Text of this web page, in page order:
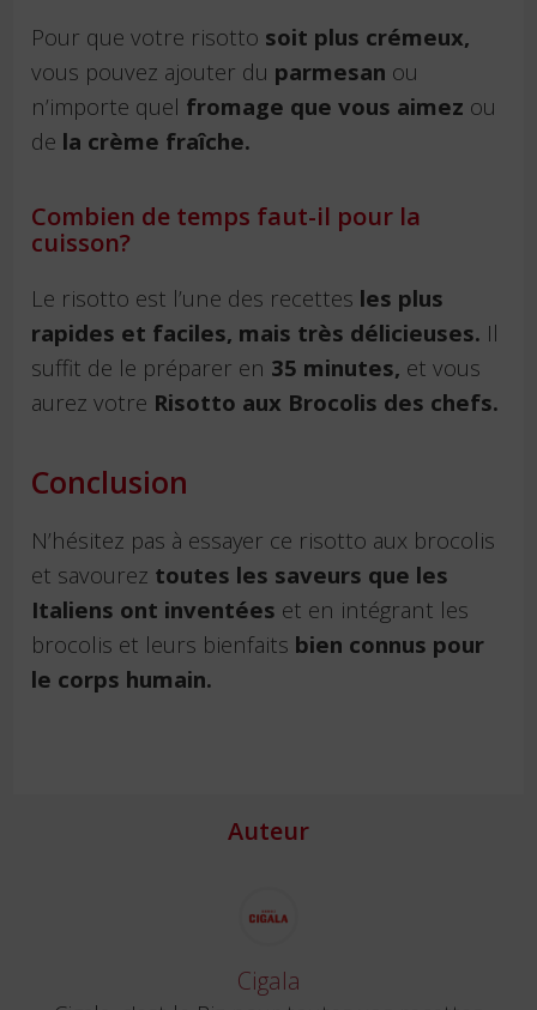
Pour que votre risotto soit plus crémeux,
vous pouvez ajouter du parmesan ou
n’importe quel fromage que vous aimez ou
de la crème fraîche.
Combien de temps faut-il pour la
cuisson?
Le risotto est l’une des recettes les plus
rapides et faciles, mais très délicieuses. Il
suffit de le préparer en 35 minutes, et vous
aurez votre Risotto aux Brocolis des chefs.
Conclusion
N’hésitez pas à essayer ce risotto aux brocolis
et savourez toutes les saveurs que les
Italiens ont inventées et en intégrant les
brocolis et leurs bienfaits bien connus pour
le corps humain.
Auteur
Cigala